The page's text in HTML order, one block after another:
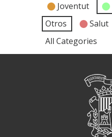
Joventut
Otros
Salut
All Categories